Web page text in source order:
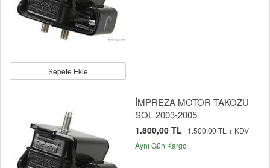
Sepete Ekle
İMPREZA MOTOR TAKOZU
SOL 2003-2005
1.800,00 TL
1.500,00 TL + KDV
Aynı Gün Kargo